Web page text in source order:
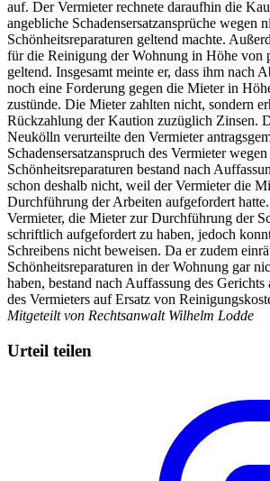
auf. Der Vermieter rechnete daraufhin die
angebliche Schadensersatzansprüche wegen
Schönheitsreparaturen geltend machte.
für die Reinigung der Wohnung in Höhe von
geltend. Insgesamt meinte er, dass ihm nach
noch eine Forderung gegen die Mieter in
zustünde. Die Mieter zahlten nicht, sondern
Rückzahlung der Kaution zuzüglich Zinsen.
Neukölln verurteilte den Vermieter
Schadensersatzanspruch des Vermieter
Schönheitsreparaturen bestand nach
schon deshalb nicht, weil der Vermieter die
Durchführung der Arbeiten aufgefordert
Vermieter, die Mieter zur Durchführung der
schriftlich aufgefordert zu haben, jedoch
Schreibens nicht beweisen. Da er zudem
Schönheitsreparaturen in der Wohnung gar
haben, bestand nach Auffassung des
des Vermieters auf Ersatz von
Mitgeteilt von Rechtsanwalt Wilhelm Lodde
Urteil teilen